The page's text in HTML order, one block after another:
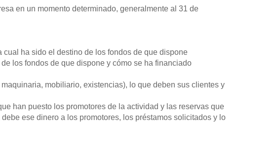
en un momento determinado, generalmente al 31 de
ha sido el destino de los fondos de que dispone
los fondos de que dispone y cómo se ha financiado
mobiliario, existencias), lo que deben sus clientes y
han puesto los promotores de la actividad y las reservas que
ese dinero a los promotores, los préstamos solicitados y lo